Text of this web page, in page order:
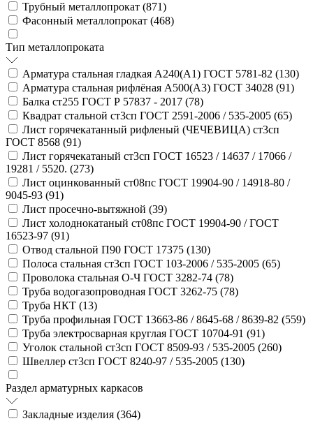
Трубный металлопрокат (871)
Фасонный металлопрокат (468)
Тип металлопроката
Арматура стальная гладкая А240(А1) ГОСТ 5781-82 (130)
Арматура стальная рифлёная А500(А3) ГОСТ 34028 (91)
Балка ст255 ГОСТ Р 57837 - 2017 (78)
Квадрат стальной ст3сп ГОСТ 2591-2006 / 535-2005 (65)
Лист горячекатанный рифленый (ЧЕЧЕВИЦА) ст3сп
ГОСТ 8568 (91)
Лист горячекатаный ст3сп ГОСТ 16523 / 14637 / 17066 /
19281 / 5520. (273)
Лист оцинкованный ст08пс ГОСТ 19904-90 / 14918-80 /
9045-93 (91)
Лист просечно-вытяжной (39)
Лист холоднокатаный ст08пс ГОСТ 19904-90 / ГОСТ
16523-97 (91)
Отвод стальной П90 ГОСТ 17375 (130)
Полоса стальная ст3сп ГОСТ 103-2006 / 535-2005 (65)
Проволока стальная О-Ч ГОСТ 3282-74 (78)
Труба водогазопроводная ГОСТ 3262-75 (78)
Труба НКТ (13)
Труба профильная ГОСТ 13663-86 / 8645-68 / 8639-82 (559)
Труба электросварная круглая ГОСТ 10704-91 (91)
Уголок стальной ст3сп ГОСТ 8509-93 / 535-2005 (260)
Швеллер ст3сп ГОСТ 8240-97 / 535-2005 (130)
Раздел арматурных каркасов
Закладные изделия (364)